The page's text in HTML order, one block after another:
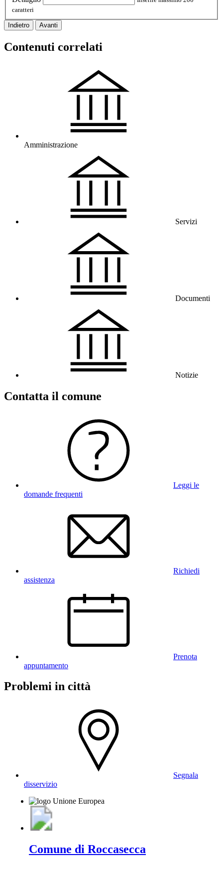
caratteri
Indietro Avanti
Contenuti correlati
Amministrazione
Servizi
Documenti
Notizie
Contatta il comune
Leggi le
domande frequenti
Richiedi
assistenza
Prenota
appuntamento
Problemi in città
Segnala
disservizio
Comune di Roccasecca